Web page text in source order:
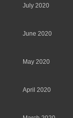
July 2020
June 2020
May 2020
April 2020